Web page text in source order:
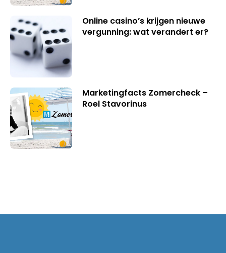
Online casino’s krijgen nieuwe
vergunning: wat verandert er?
Marketingfacts Zomercheck –
Roel Stavorinus